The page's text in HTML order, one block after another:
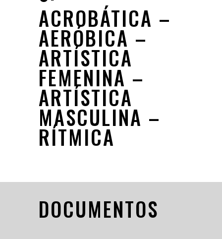
ACROBÁTICA –
AERÓBICA –
ARTÍSTICA
FEMENINA –
ARTÍSTICA
MASCULINA –
RÍTMICA
DOCUMENTOS